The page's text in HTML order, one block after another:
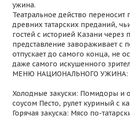
ужина.
Театральное действо переносит
древних татарских преданий,
гостей с историей Казани через
представление завораживает с
отпускает до самого конца, не
даже самого искушенного
МЕНЮ НАЦИОНАЛЬНОГО УЖИНА:
Холодные закуски: Помидоры и
соусом Песто, рулет куриный с
Горячая закуска: Мясо по-